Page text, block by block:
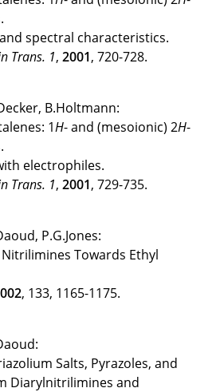
spectral characteristics.
Trans. 1, 2001, 720-728.
B.Holtmann:
1H- and (mesoionic) 2H-
electrophiles.
Trans. 1, 2001, 729-735.
P.G.Jones:
Towards Ethyl
, 133, 1165-1175.
Salts, Pyrazoles, and
Diarylnitrilimines and